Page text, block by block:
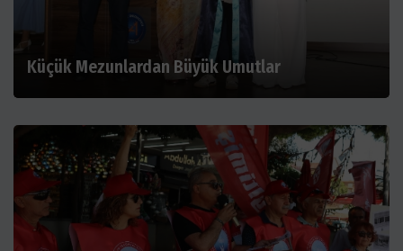
Küçük Mezunlardan Büyük Umutlar